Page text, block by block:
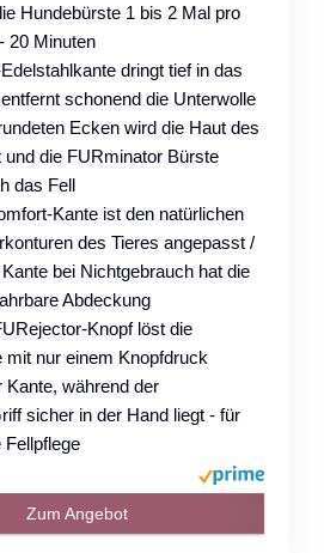
Hundebürste 1 bis 2 Mal pro
20 Minuten
dringt tief in das
schonend die Unterwolle
Ecken wird die Haut des
die FURminator Bürste
das Fell
Kante ist den natürlichen
des Tieres angepasst /
bei Nichtgebrauch hat die
Abdeckung
Knopf löst die
mit nur einem Knopfdruck
Kante, während der
sicher in der Hand liegt - für
Fellpflege
Zum Angebot